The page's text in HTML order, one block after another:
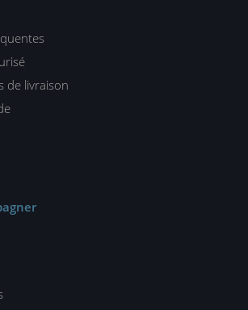
de livraison